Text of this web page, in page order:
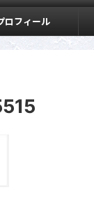
ロフィール